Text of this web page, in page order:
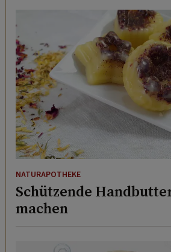
NATURAPOTHEKE
Schützende
machen